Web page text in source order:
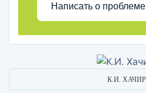
Написать о проблеме
К.И.